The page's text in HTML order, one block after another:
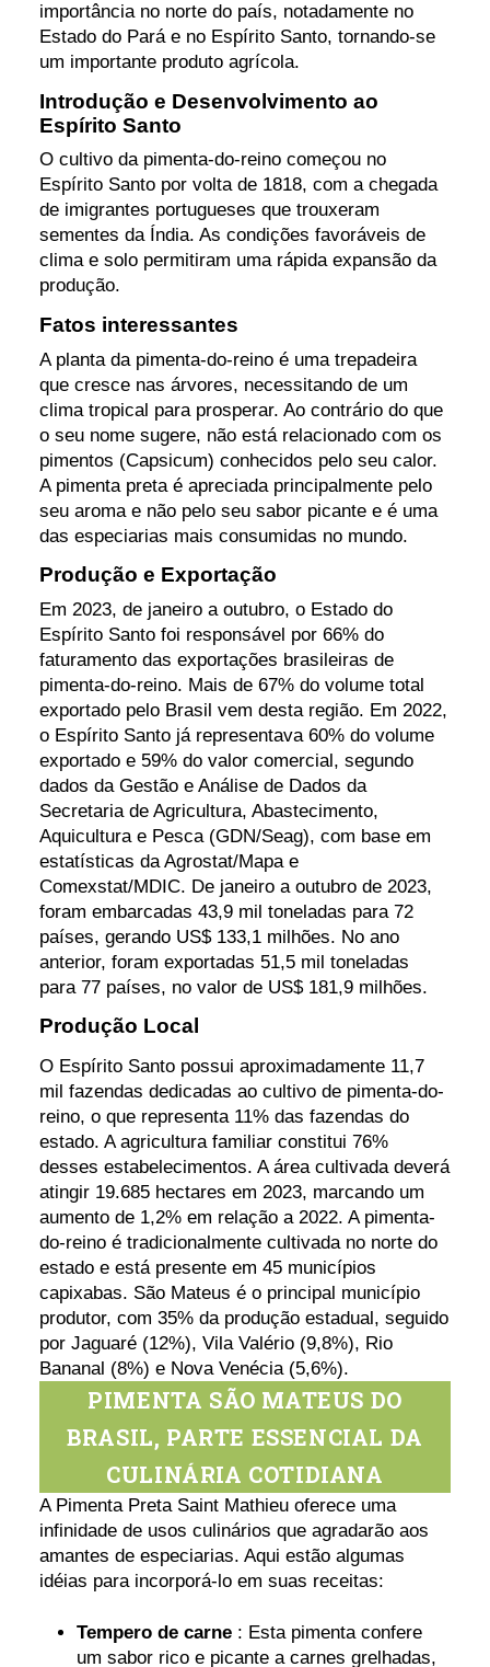
importância no norte do país, notadamente no
Estado do Pará e no Espírito Santo, tornando-se
um importante produto agrícola.
Introdução e Desenvolvimento ao
Espírito Santo
O cultivo da pimenta-do-reino começou no
Espírito Santo por volta de 1818, com a chegada
de imigrantes portugueses que trouxeram
sementes da Índia. As condições favoráveis ​​de
clima e solo permitiram uma rápida expansão da
produção.
Fatos interessantes
A planta da pimenta-do-reino é uma trepadeira
que cresce nas árvores, necessitando de um
clima tropical para prosperar. Ao contrário do que
o seu nome sugere, não está relacionado com os
pimentos (Capsicum) conhecidos pelo seu calor.
A pimenta preta é apreciada principalmente pelo
seu aroma e não pelo seu sabor picante e é uma
das especiarias mais consumidas no mundo.
Produção e Exportação
Em 2023, de janeiro a outubro, o Estado do
Espírito Santo foi responsável por 66% do
faturamento das exportações brasileiras de
pimenta-do-reino. Mais de 67% do volume total
exportado pelo Brasil vem desta região. Em 2022,
o Espírito Santo já representava 60% do volume
exportado e 59% do valor comercial, segundo
dados da Gestão e Análise de Dados da
Secretaria de Agricultura, Abastecimento,
Aquicultura e Pesca (GDN/Seag), com base em
estatísticas da Agrostat/Mapa e
Comexstat/MDIC. De janeiro a outubro de 2023,
foram embarcadas 43,9 mil toneladas para 72
países, gerando US$ 133,1 milhões. No ano
anterior, foram exportadas 51,5 mil toneladas
para 77 países, no valor de US$ 181,9 milhões.
Produção Local
O Espírito Santo possui aproximadamente 11,7
mil fazendas dedicadas ao cultivo de pimenta-do-
reino, o que representa 11% das fazendas do
estado. A agricultura familiar constitui 76%
desses estabelecimentos. A área cultivada deverá
atingir 19.685 hectares em 2023, marcando um
aumento de 1,2% em relação a 2022. A pimenta-
do-reino é tradicionalmente cultivada no norte do
estado e está presente em 45 municípios
capixabas. São Mateus é o principal município
produtor, com 35% da produção estadual, seguido
por Jaguaré (12%), Vila Valério (9,8%), Rio
Bananal (8%) e Nova Venécia (5,6%).
PIMENTA SÃO MATEUS DO
BRASIL, PARTE ESSENCIAL DA
CULINÁRIA COTIDIANA
A Pimenta Preta Saint Mathieu oferece uma
infinidade de usos culinários que agradarão aos
amantes de especiarias. Aqui estão algumas
idéias para incorporá-lo em suas receitas:
Tempero de carne : Esta pimenta confere
um sabor rico e picante a carnes grelhadas,